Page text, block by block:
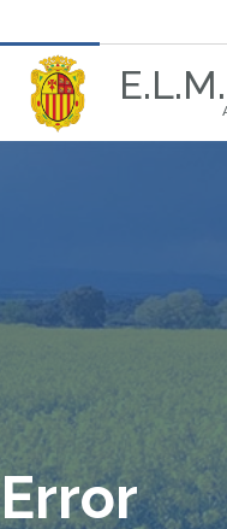
Error